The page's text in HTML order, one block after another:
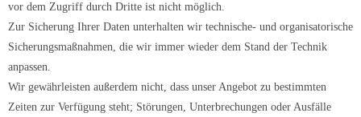
vor dem Zugriff durch Dritte ist nicht möglich.
Zur Sicherung Ihrer Daten unterhalten wir technische- und organisatorische
Sicherungsmaßnahmen, die wir immer wieder dem Stand der Technik
anpassen.
Wir gewährleisten außerdem nicht, dass unser Angebot zu bestimmten
Zeiten zur Verfügung steht; Störungen, Unterbrechungen oder Ausfälle